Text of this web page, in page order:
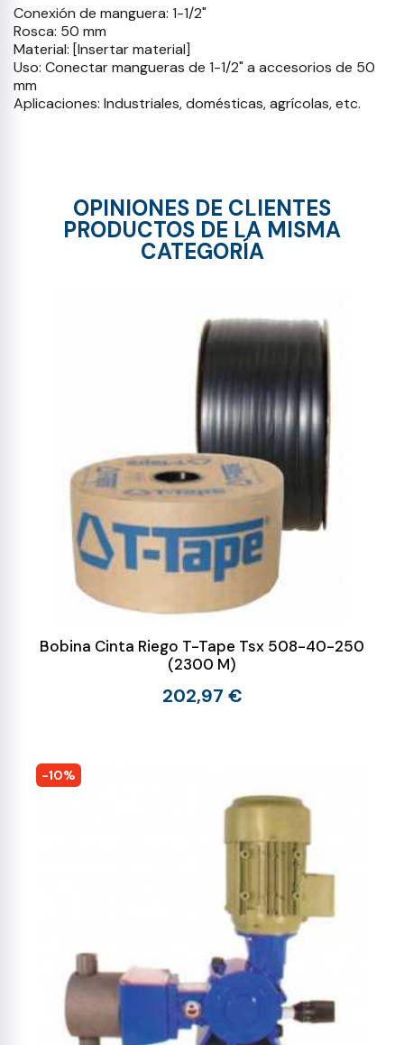
Conexión de manguera: 1-1/2"
Rosca: 50 mm
Material: [Insertar material]
Uso: Conectar mangueras de 1-1/2" a accesorios de 50
mm
Aplicaciones: Industriales, domésticas, agrícolas, etc.
OPINIONES DE CLIENTES
PRODUCTOS DE LA MISMA
CATEGORÍA
Bobina Cinta Riego T-Tape Tsx 508-40-250
(2300 M)
202,97 €
-10%